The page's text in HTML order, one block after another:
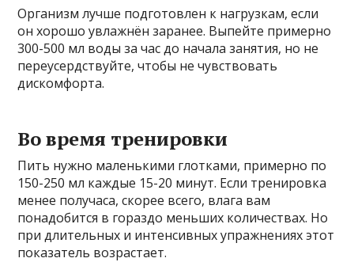
Организм лучше подготовлен к нагрузкам, если
он хорошо увлажнён заранее. Выпейте примерно
300-500 мл воды за час до начала занятия, но не
переусердствуйте, чтобы не чувствовать
дискомфорта.
Во время тренировки
Пить нужно маленькими глотками, примерно по
150-250 мл каждые 15-20 минут. Если тренировка
менее получаса, скорее всего, влага вам
понадобится в гораздо меньших количествах. Но
при длительных и интенсивных упражнениях этот
показатель возрастает.